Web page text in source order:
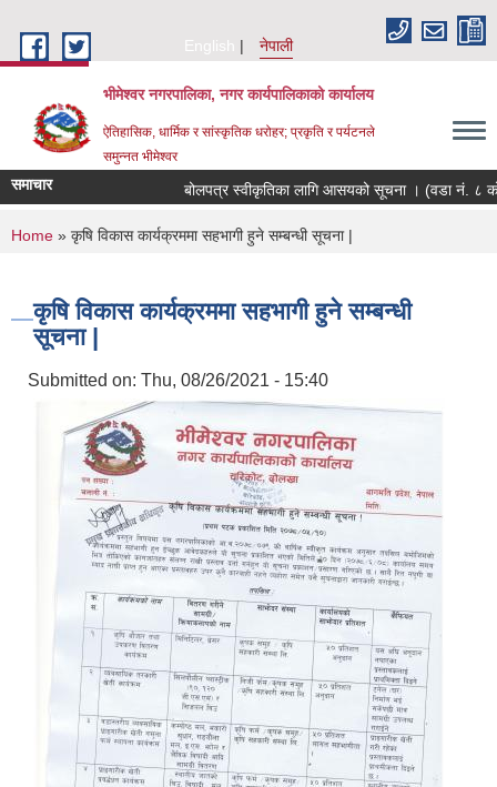
English
नेपाली
भीमेश्वर नगरपालिका, नगर कार्यपालिकाको कार्यालय
ऐतिहासिक, धार्मिक र सांस्कृतिक धरोहर; प्रकृति र पर्यटनले
समुन्नत भीमेश्वर
समाचार बोलपत्र स्वीकृतिका लागि आसयको सूचना । (वडा नं. ८ को
You are here
Home » कृषि विकास कार्यक्रममा सहभागी हुने सम्बन्धी सूचना |
कृषि विकास कार्यक्रममा सहभागी हुने सम्बन्धी
सूचना |
Submitted on: Thu, 08/26/2021 - 15:40